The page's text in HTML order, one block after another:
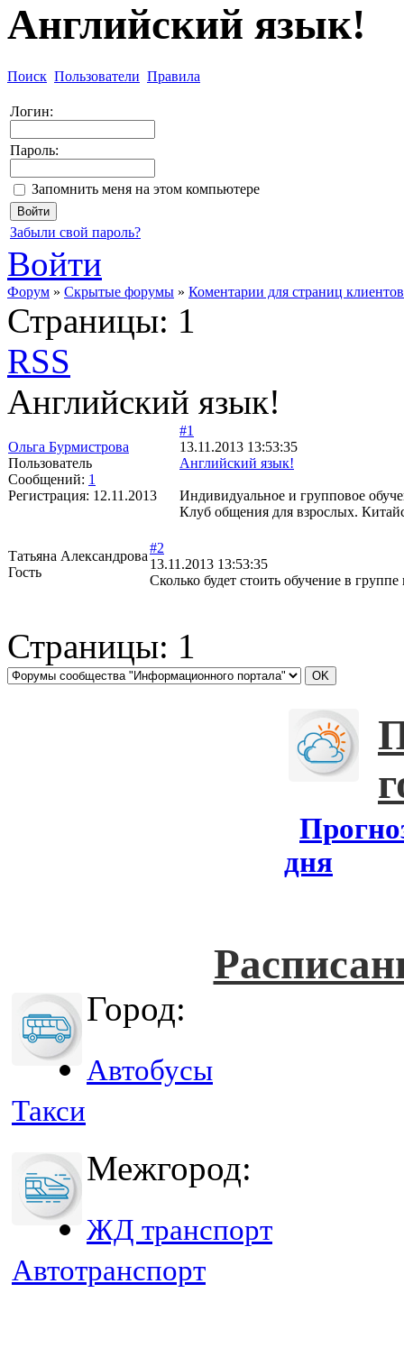
Английский язык!
Поиск Пользователи Правила
Логин:
Пароль:
Запомнить меня на этом компьютере
Забыли свой пароль?
Войти
Форум » Скрытые форумы » Коментарии для страниц клиентов
Страницы: 1
RSS
Английский язык!
Ольга Бурмистрова
Пользователь
Сообщений: 1
Регистрация: 12.11.2013
#1
13.11.2013 13:53:35
Английский язык!
Индивидуальное и групповое
Клуб общения для взрослых.
Татьяна Александрова
Гость
#2
13.11.2013 13:53:35
Сколько будет стоить обучение в
Страницы: 1
дня
Город:
Автобусы
Такси
Межгород:
ЖД транспорт
Автотранспорт